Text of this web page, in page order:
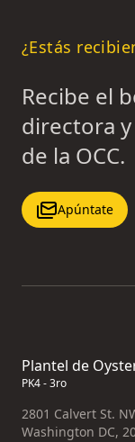
¿Estás
Recibe el
directora
de la OCC.
Apúntate
Plantel de
PK4 - 3ro
2801 Calvert St.
Washington DC,